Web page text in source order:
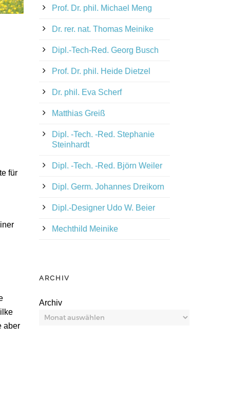
für
aber
Prof. Dr. phil. Michael Meng
Dr. rer. nat. Thomas Meinike
Dipl.-Tech-Red. Georg Busch
Prof. Dr. phil. Heide Dietzel
Dr. phil. Eva Scherf
Matthias Greiß
Dipl. -Tech. -Red. Stephanie
Steinhardt
Dipl. -Tech. -Red. Björn Weiler
Dipl. Germ. Johannes Dreikorn
Dipl.-Designer Udo W. Beier
Mechthild Meinike
ARCHIV
Archiv